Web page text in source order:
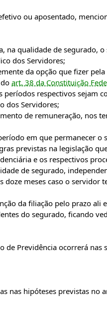
ou aposentado,
na qualidade de segurado,
dos Servidores;
da opção que fizer
art. 38 da Constituição
respectivos sejam
dos Servidores;
de remuneração, nos
em que permanecer o
previstas na legislação
e os respectivos
de segurado,
meses caso o servidor
da filiação pelo prazo ali
do segurado, ficando
Previdência ocorrerá nas
nas hipóteses previstas no